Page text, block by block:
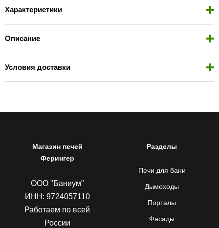
Характеристики
Описание
Условия доставки
Магазин печей
Ферингер
ООО "Баниум"
ИНН: 9724057110
Работаем по всей
России
Разделы
Печи для бани
Дымоходы
Порталы
Фасады